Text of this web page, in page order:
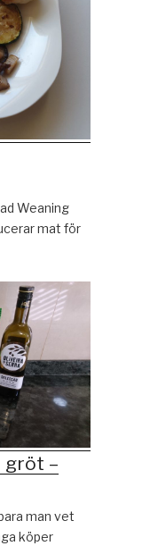
Weaning
mat för
gröt –
man vet
köper